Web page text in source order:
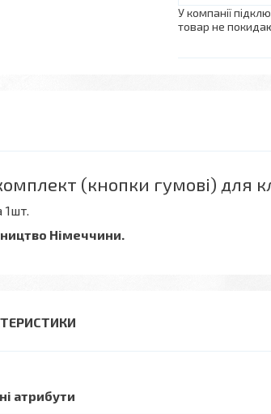
У компанії
товар не
(кнопки гумові) для
1шт.
Німеччини.
атрибути